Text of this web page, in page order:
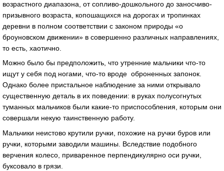
возрастного диапазона, от сопливо-дошкольного до заносчиво-
призывного возраста, копошащихся на дорогах и тропинках
деревни в полном соответствии с законом природы «о
броуновском движении» в совершенно различных направлениях,
то есть, хаотично.
Можно было бы предположить, что утренние мальчики что-то
ищут у себя под ногами, что-то вроде оброненных запонок.
Однако более пристальное наблюдение за ними открывало
существенную деталь в их поведении: в руках полусогнутых
туманных мальчиков были какие-то приспособления, которым они
совершали некую таинственную работу.
Мальчики неистово крутили ручки, похожие на ручки буров или
ручки, которыми заводили машины. Вследствие подобного
верчения колесо, приваренное перпендикулярно оси ручки,
буксовало в грязи.